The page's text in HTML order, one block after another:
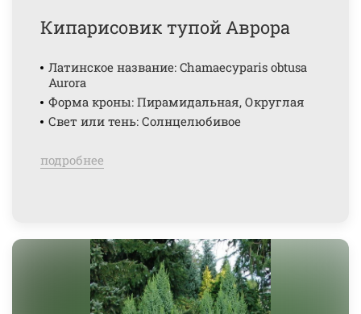
Кипарисовик тупой Аврора
Латинское название: Chamaecyparis obtusa
Aurora
Форма кроны: Пирамидальная, Округлая
Свет или тень: Солнцелюбивое
подробнее